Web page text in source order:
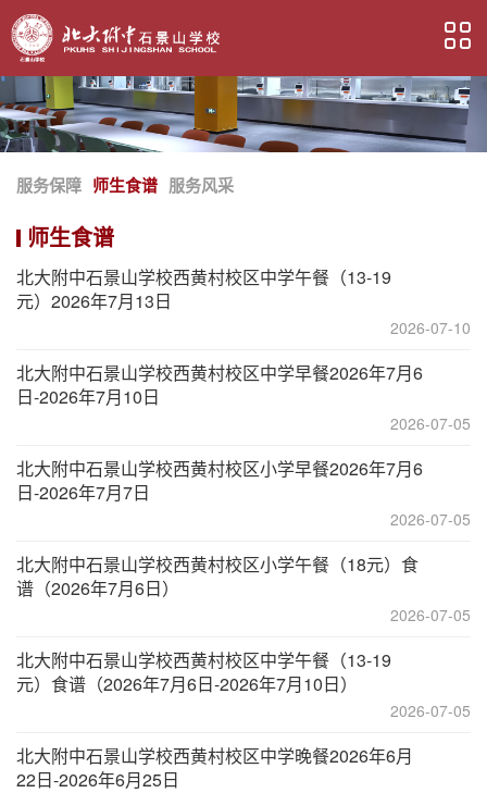
服务保障 师生食谱 服务风采
师生食谱
北大附中石景山学校西黄村校区中学午餐（13-19
元）2026年7月13日
2026-07-10
北大附中石景山学校西黄村校区中学早餐2026年7月6
日-2026年7月10日
2026-07-05
北大附中石景山学校西黄村校区小学早餐2026年7月6
日-2026年7月7日
2026-07-05
北大附中石景山学校西黄村校区小学午餐（18元）食
谱（2026年7月6日）
2026-07-05
北大附中石景山学校西黄村校区中学午餐（13-19
元）食谱（2026年7月6日-2026年7月10日）
2026-07-05
北大附中石景山学校西黄村校区中学晚餐2026年6月
22日-2026年6月25日